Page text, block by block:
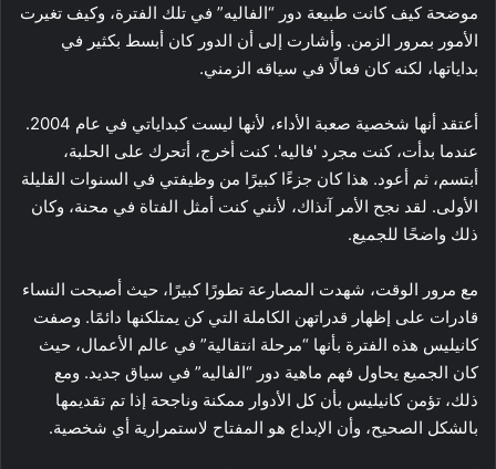
موضحة كيف كانت طبيعة دور “الفاليه” في تلك الفترة، وكيف تغيرت
الأمور بمرور الزمن. وأشارت إلى أن الدور كان أبسط بكثير في
بداياتها، لكنه كان فعالًا في سياقه الزمني.
أعتقد أنها شخصية صعبة الأداء، لأنها ليست كبداياتي في عام 2004.
عندما بدأت، كنت مجرد 'فاليه'. كنت أخرج، أتحرك على الحلبة،
أبتسم، ثم أعود. هذا كان جزءًا كبيرًا من وظيفتي في السنوات القليلة
الأولى. لقد نجح الأمر آنذاك، لأنني كنت أمثل الفتاة في محنة، وكان
ذلك واضحًا للجميع.
مع مرور الوقت، شهدت المصارعة تطورًا كبيرًا، حيث أصبحت النساء
قادرات على إظهار قدراتهن الكاملة التي كن يمتلكنها دائمًا. وصفت
كانيليس هذه الفترة بأنها “مرحلة انتقالية” في عالم الأعمال، حيث
كان الجميع يحاول فهم ماهية دور “الفاليه” في سياق جديد. ومع
ذلك، تؤمن كانيليس بأن كل الأدوار ممكنة وناجحة إذا تم تقديمها
بالشكل الصحيح، وأن الإبداع هو المفتاح لاستمرارية أي شخصية.